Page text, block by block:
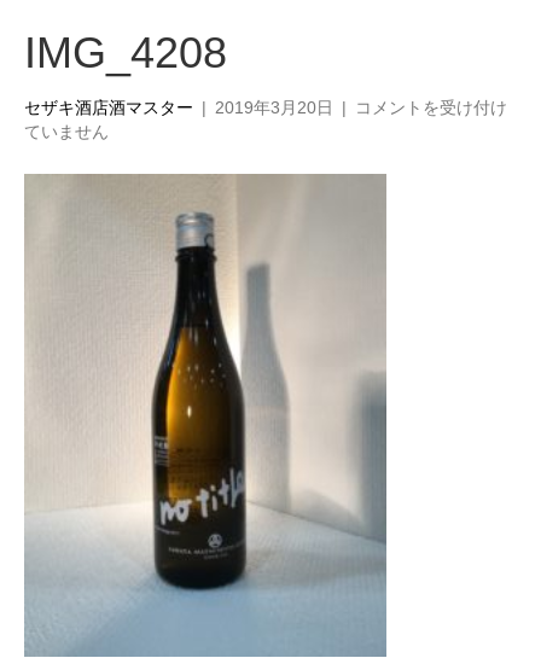
IMG_4208
セザキ酒店酒マスター | 2019年3月20日 |
IMG_4208
コメントを受け付け
ていません